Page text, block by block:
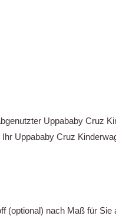
Uppababy Cruz
Uppababy Cruz
(optional) nach Maß für Sie